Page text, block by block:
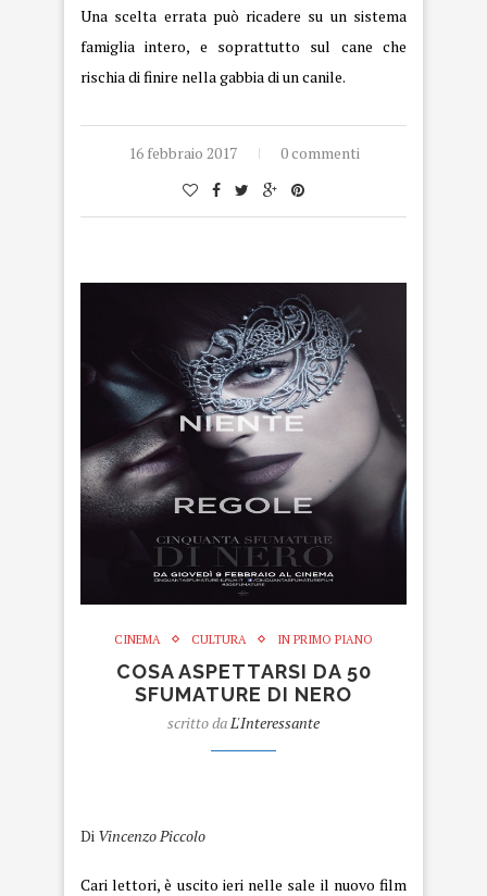
Una scelta errata può ricadere su un sistema
famiglia intero, e soprattutto sul cane che
rischia di finire nella gabbia di un canile.
16 febbraio 2017 0 commenti
CINEMA CULTURA IN PRIMO PIANO
COSA ASPETTARSI DA 50
SFUMATURE DI NERO
scritto da L'Interessante
Di Vincenzo Piccolo
Cari lettori, è uscito ieri nelle sale il nuovo film